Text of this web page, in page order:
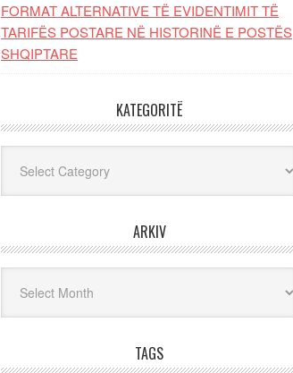
FORMAT ALTERNATIVE TË EVIDENTIMIT TË
TARIFËS POSTARE NË HISTORINË E POSTËS
SHQIPTARE
KATEGORITË
ARKIV
TAGS